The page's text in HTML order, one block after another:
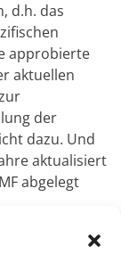
d.h. das
approbierte
aktuellen
der
dazu. Und
aktualisiert
abgelegt